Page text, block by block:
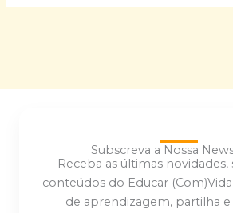
Subscreva a Nossa
Receba as últimas novidades,
conteúdos do Educar
de aprendizagem, partilha e